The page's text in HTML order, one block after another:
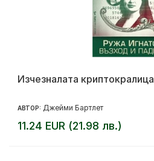
Изчезналата криптокралица
АВТОР: Джейми Бартлет
11.24 EUR (21.98 лв.)